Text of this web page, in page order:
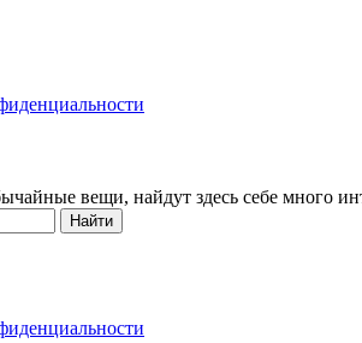
вещи, найдут здесь себе много